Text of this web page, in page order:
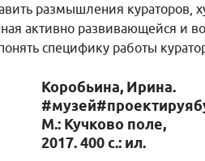
размышления кураторов,
активно развивающейся и
специфику работы
Коробьина, Ирина.
М.: Кучково поле,
2017. 400 с.: ил.